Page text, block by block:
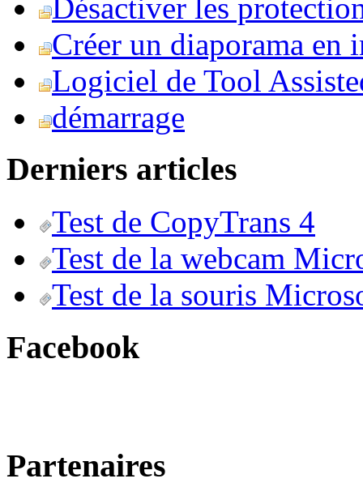
Désactiver les
Créer un diaporama en
Logiciel de Tool
démarrage
Derniers articles
Test de CopyTrans 4
Test de la webcam
Test de la souris
Facebook
Partenaires